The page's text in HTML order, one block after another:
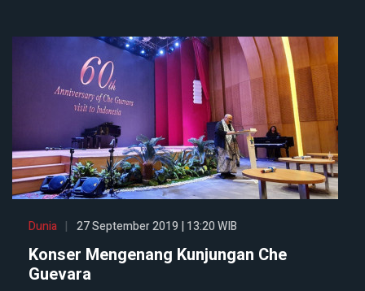
Dunia 27 September 2019 | 13:20 WIB
Konser Mengenang Kunjungan Che
Guevara